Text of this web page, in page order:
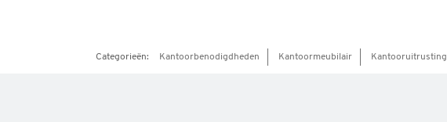
Categorieën: Kantoorbenodigdheden Kantoormeubilair Kantooruitrusting